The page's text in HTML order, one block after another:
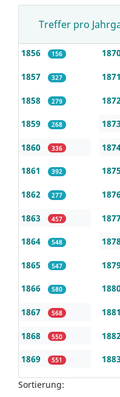
Treffer pro
1856 156
1857 327
1858 279
1859 268
1860 336
1861 392
1862 277
1863 457
1864 548
1865 547
1866 580
1867 568
1868 550
1869 551
1871
1873
1875
1881
1883
Sortierung: